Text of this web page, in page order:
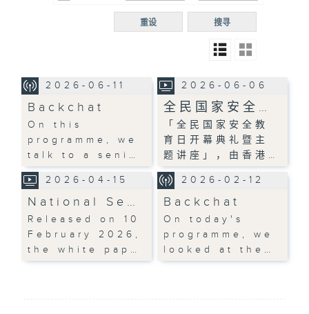
R5
普通
搜寻
重设
2026-06-11
Backchat
On this
programme, we
talk to a seni…
2026-06-06
全民国家安全…
「全民国家安全教
育日开幕典礼暨主
题讲座」，由香港…
2026-04-15
National Se…
Released on 10
February 2026,
the white pap…
2026-02-12
Backchat
On today's
programme, we
looked at the…